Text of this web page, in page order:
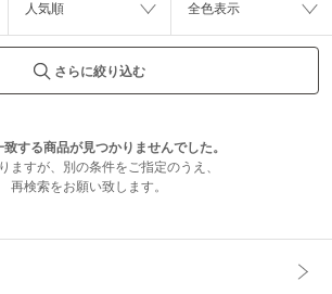
人気順 全色表示
さらに絞り込む
する商品が見つかりませんでした。
ますが、別の条件をご指定のうえ、
再検索をお願い致します。